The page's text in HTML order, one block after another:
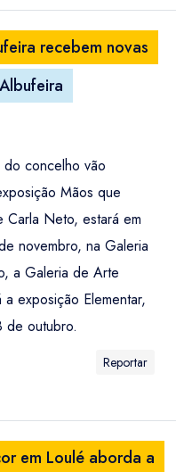
recebem novas
Albufeira
do concelho vão
Mãos que
Carla Neto, estará em
novembro, na Galeria
a Galeria de Arte
exposição Elementar,
de outubro.
Reportar
em Loulé aborda a